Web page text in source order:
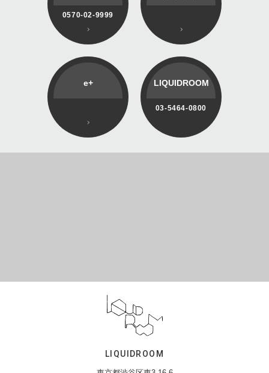
0570-02-9999
e+ LIQUIDROOM
03-5464-0800
LIQUIDROOM